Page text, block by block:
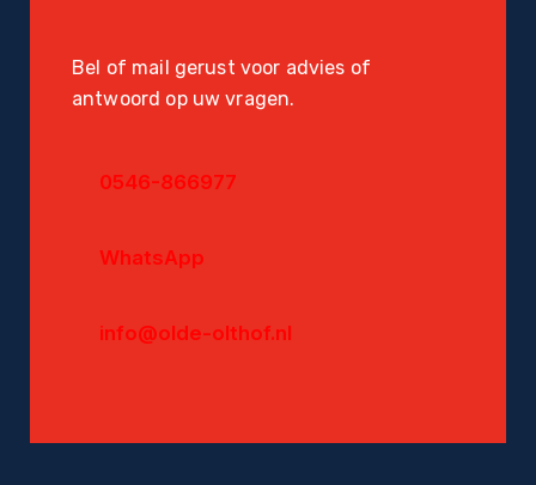
Bel of mail gerust voor advies of
antwoord op uw vragen.
0546-866977
WhatsApp
info@olde-olthof.nl